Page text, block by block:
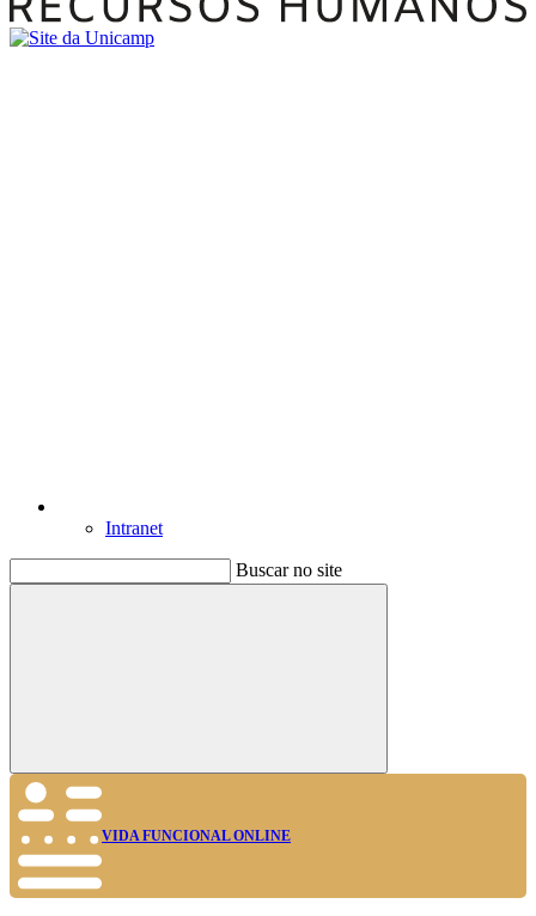
Intranet
Buscar no site
Buscar
VIDA FUNCIONAL ONLINE